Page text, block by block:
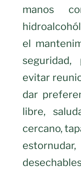
manos
el
evitar
dar
libre,
cercano,